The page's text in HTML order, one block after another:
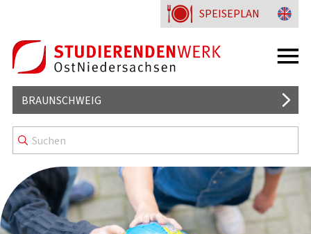
BRAUNSCHWEIG
MENSEN UND CAFETERIEN
WISSENSWERTES
KENNZEICHNUNG & MENÜLINIEN
SPEISEPLAN